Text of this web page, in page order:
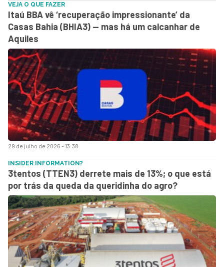
29 de julho de 2026 - 13:38
VEJA O QUE FAZER
Itaú BBA vê ‘recuperação impressionante’ da
Casas Bahia (BHIA3) — mas há um calcanhar de
Aquiles
INSIDER INFORMATION?
3tentos (TTEN3) derrete mais de 13%; o que está
por trás da queda da queridinha do agro?